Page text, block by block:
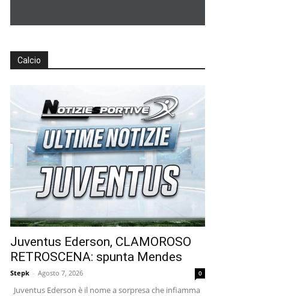
Calcio
Juventus Ederson, CLAMOROSO
RETROSCENA: spunta Mendes
Stepk - Agosto 7, 2026 0
Juventus Ederson è il nome a sorpresa che infiamma